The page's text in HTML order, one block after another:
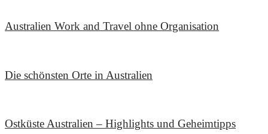
Australien Work and Travel ohne Organisation
Die schönsten Orte in Australien
Ostküste Australien – Highlights und Geheimtipps